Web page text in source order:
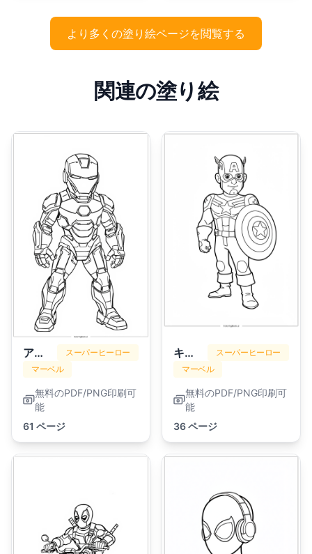
より多くの塗り絵ページを閲覧する
関連の塗り絵
アイアンマン
スーパーヒーロー
マーベル
無料のPDF/PNG印刷可
能
61 ページ
キャプテン・アメリカ
スーパーヒーロー
マーベル
無料のPDF/PNG印刷可
能
36 ページ